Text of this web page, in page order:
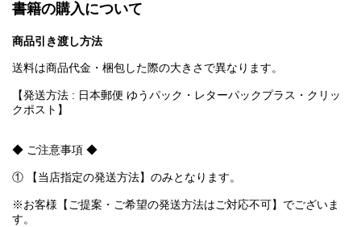
書籍の購入について
商品引き渡し方法
送料は商品代金・梱包した際の大きさで異なります。
【発送方法 : 日本郵便 ゆうパック・レターパックプラス・クリッ
クポスト】
◆ ご注意事項 ◆
① 【当店指定の発送方法】のみとなります。
※お客様【ご提案・ご希望の発送方法はご対応不可】でございま
す。